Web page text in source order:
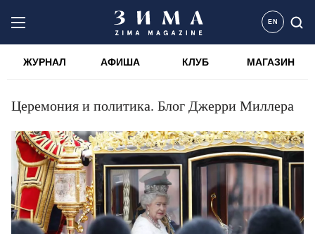
EN
ЖУРНАЛ АФИША КЛУБ МАГАЗИН
Церемония и политика. Блог Джерри Миллера